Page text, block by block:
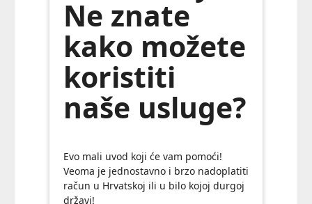
Ne znate
kako možete
koristiti
naše usluge?
Evo mali uvod koji će vam pomoći!
Veoma je jednostavno i brzo nadoplatiti
račun u Hrvatskoj ili u bilo kojoj durgoj
državi!